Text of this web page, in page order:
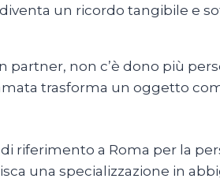
un ricordo tangibile e
non c’è dono più
trasforma un oggetto
riferimento a Roma per la
una specializzazione in